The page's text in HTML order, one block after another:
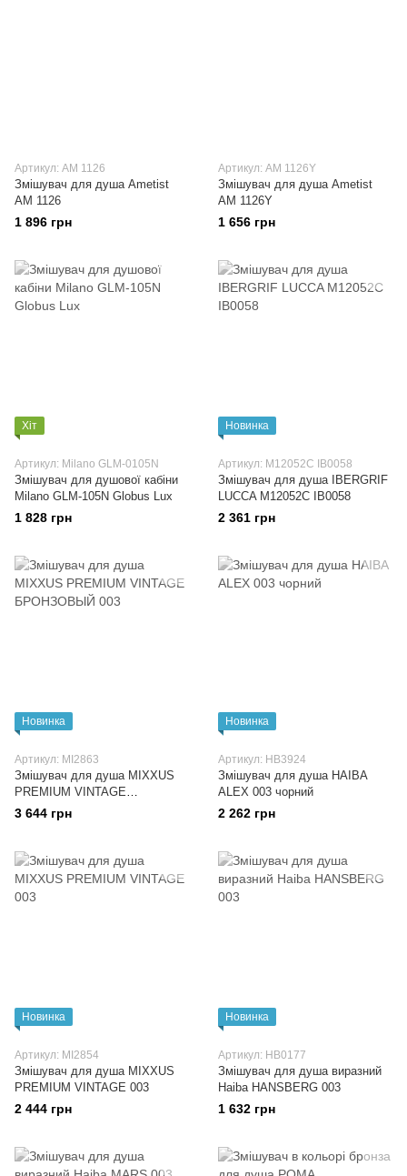
Артикул: АМ 1126
Змішувач для душа Ametist
АМ 1126
1 896 грн
Артикул: АМ 1126Y
Змішувач для душа Ametist
АМ 1126Y
1 656 грн
Хіт
Артикул: Milano GLM-0105N
Змішувач для душової кабіни
Milano GLM-105N Globus Lux
1 828 грн
Новинка
Артикул: M12052C IB0058
Змішувач для душа IBERGRIF
LUCCA M12052C IB0058
2 361 грн
Новинка
Артикул: MI2863
Змішувач для душа MIXXUS
PREMIUM VINTAGE
БРОНЗОВЫЙ 003
3 644 грн
Новинка
Артикул: HB3924
Змішувач для душа HAIBA
ALEX 003 чорний
2 262 грн
Новинка
Артикул: MI2854
Змішувач для душа MIXXUS
PREMIUM VINTAGE 003
2 444 грн
Новинка
Артикул: HB0177
Змішувач для душа виразний
Haiba HANSBERG 003
1 632 грн